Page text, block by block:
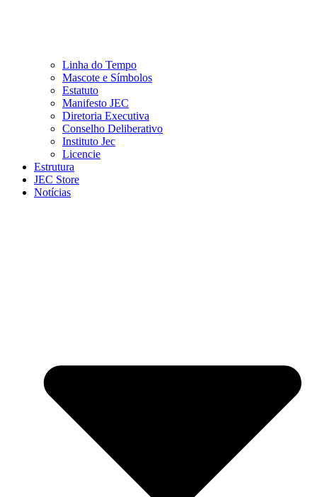
Linha do Tempo
Mascote e Símbolos
Estatuto
Manifesto JEC
Diretoria Executiva
Conselho Deliberativo
Instituto Jec
Licencie
Estrutura
JEC Store
Notícias